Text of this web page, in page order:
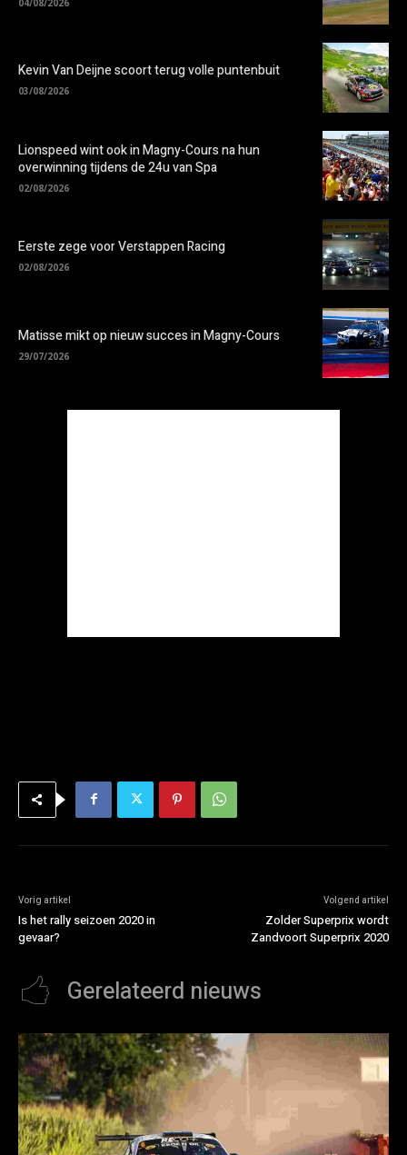
04/08/2026
Kevin Van Deijne scoort terug volle puntenbuit
03/08/2026
Lionspeed wint ook in Magny-Cours na hun
overwinning tijdens de 24u van Spa
02/08/2026
Eerste zege voor Verstappen Racing
02/08/2026
Matisse mikt op nieuw succes in Magny-Cours
29/07/2026
Vorig artikel
Is het rally seizoen 2020 in
gevaar?
Volgend artikel
Zolder Superprix wordt
Zandvoort Superprix 2020
Gerelateerd nieuws